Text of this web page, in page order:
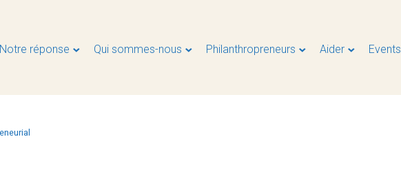
Notre réponse Qui sommes-nous Philanthropreneurs Aider Events